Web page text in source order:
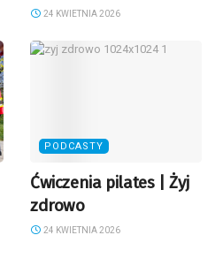
24 KWIETNIA 2026
PODCASTY
Ćwiczenia pilates | Żyj
zdrowo
24 KWIETNIA 2026